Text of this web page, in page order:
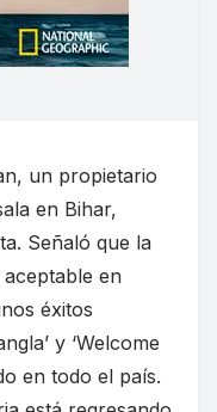
un propietario
en Bihar,
Señaló que la
en
éxitos
y ‘Welcome
en todo el país.